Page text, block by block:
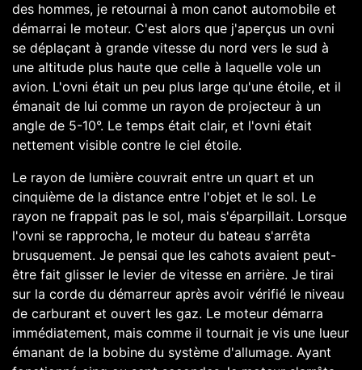
des hommes, je retournai à mon canot automobile et
démarrai le moteur. C'est alors que j'aperçus un ovni
se déplaçant à grande vitesse du nord vers le sud à
une altitude plus haute que celle à laquelle vole un
avion. L'ovni était un peu plus large qu'une étoile, et il
émanait de lui comme un rayon de projecteur à un
angle de 5-10°. Le temps était clair, et l'ovni était
nettement visible contre le ciel étoile.
Le rayon de lumière couvrait entre un quart et un
cinquième de la distance entre l'objet et le sol. Le
rayon ne frappait pas le sol, mais s'éparpillait. Lorsque
l'ovni se rapprocha, le moteur du bateau s'arrêta
brusquement. Je pensai que les cahots avaient peut-
être fait glisser le levier de vitesse en arrière. Je tirai
sur la corde du démarreur après avoir vérifié le niveau
de carburant et ouvert les gaz. Le moteur démarra
immédiatement, mais comme il tournait je vis une lueur
émanant de la bobine du système d'allumage. Ayant